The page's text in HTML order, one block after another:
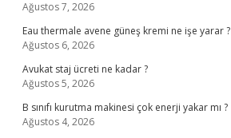
Ağustos 7, 2026
Eau thermale avene güneş kremi ne işe yarar ?
Ağustos 6, 2026
Avukat staj ücreti ne kadar ?
Ağustos 5, 2026
B sınıfı kurutma makinesi çok enerji yakar mı ?
Ağustos 4, 2026